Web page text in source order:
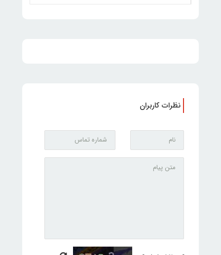
نظرات کاربران